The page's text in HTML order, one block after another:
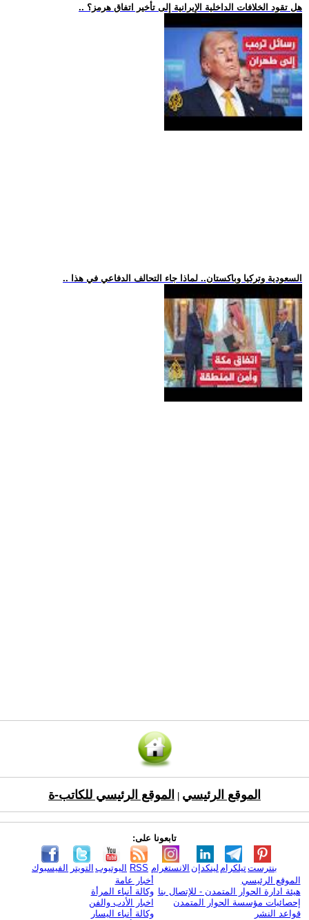
.. هل تقود الخلافات الداخلية الإيرانية إلى تأخير اتفاق هرمز؟
.. السعودية وتركيا وباكستان.. لماذا جاء التحالف الدفاعي في هذا
الموقع الرئيسي الموقع الرئيسي للكاتب-ة
تابعونا على:
الفيسبوك التويتر اليوتيوب RSS الانستغرام لينكدإن تيلكرامبنترست
الموقع الرئيسي
هيئة ادارة الحوار المتمدن - للإتصال بنا
إحصائيات مؤسسة الحوار المتمدن
قواعد النشر
أخبار عامة
وكالة أنباء المرأة
اخبار الأدب والفن
وكالة أنباء اليسار